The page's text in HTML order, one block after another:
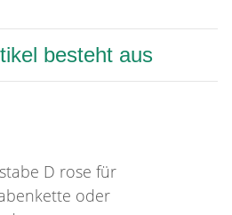
besteht aus